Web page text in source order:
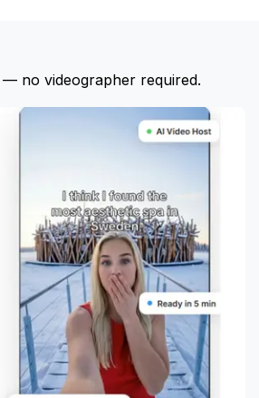
no videographer required.